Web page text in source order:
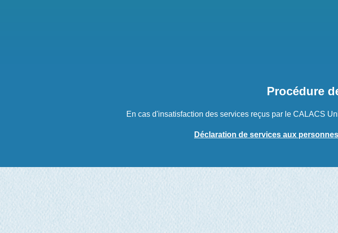
Procédure
En cas d'insatisfaction des services reçus par le CALACS
Déclaration de services aux